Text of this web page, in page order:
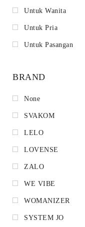
Untuk Wanita
Untuk Pria
Untuk Pasangan
BRAND
None
SVAKOM
LELO
LOVENSE
ZALO
WE VIBE
WOMANIZER
SYSTEM JO